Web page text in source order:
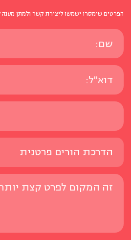
הפרטים שימסרו ישמשו ליצירת קשר ולמתן מענה